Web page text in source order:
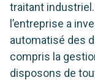
traitant
l’entreprise a
automatisé des
compris la
disposons de